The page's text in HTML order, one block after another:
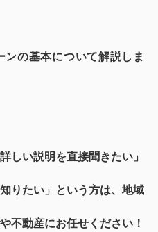
の基本について解説しま
しい説明を直接聞きたい」
りたい」という方は、地域
不動産にお任せください！